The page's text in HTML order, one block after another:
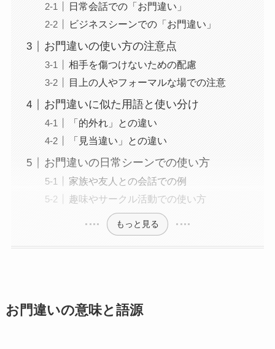
日常会話での「お門違い」
ビジネスシーンでの「お門違い」
お門違いの使い方の注意点
相手を傷つけないための配慮
目上の人やフォーマルな場での注意
お門違いに似た用語と使い分け
「的外れ」との違い
「見当違い」との違い
お門違いの日常シーンでの使い方
家族や友人との会話での例
趣味やサークル活動での使い方
もっと見る
お門違いの意味と語源